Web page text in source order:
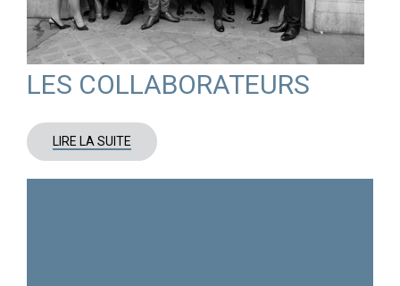
LES COLLABORATEURS
LIRE LA SUITE